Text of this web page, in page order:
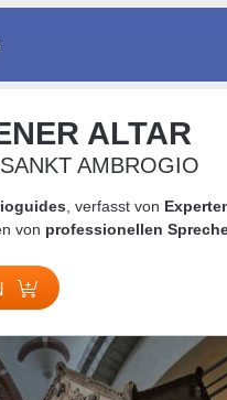
ALTAR
AMBROGIO
, verfasst von
von professionellen